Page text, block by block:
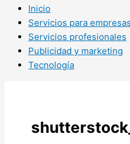
Inicio
Servicios para empresas
Servicios profesionales
Publicidad y marketing
Tecnología